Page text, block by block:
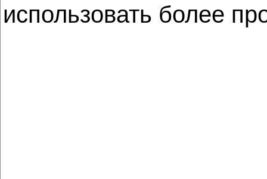
использовать более